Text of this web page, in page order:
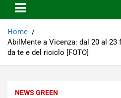
Home
AbilMente a Vicenza: dal 20 al
da te e del riciclo [FOTO]
NEWS GREEN